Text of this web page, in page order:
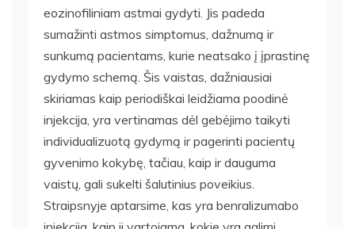
eozinofiliniam astmai gydyti. Jis padeda
sumažinti astmos simptomus, dažnumą ir
sunkumą pacientams, kurie neatsako į įprastinę
gydymo schemą. Šis vaistas, dažniausiai
skiriamas kaip periodiškai leidžiama poodinė
injekcija, yra vertinamas dėl gebėjimo taikyti
individualizuotą gydymą ir pagerinti pacientų
gyvenimo kokybę, tačiau, kaip ir dauguma
vaistų, gali sukelti šalutinius poveikius.
Straipsnyje aptarsime, kas yra benralizumabo